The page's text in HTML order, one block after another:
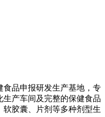
品申报研发生产基地，专
产车间及完整的保健食品
胶囊、片剂等多种剂型生